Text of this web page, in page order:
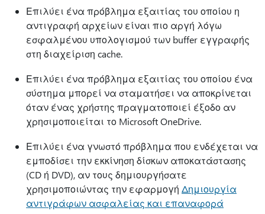
Επιλύει ένα πρόβλημα εξαιτίας του οποίου η
αντιγραφή αρχείων είναι πιο αργή λόγω
εσφαλμένου υπολογισμού των buffer εγγραφής
στη διαχείριση cache.
Επιλύει ένα πρόβλημα εξαιτίας του οποίου ένα
σύστημα μπορεί να σταματήσει να αποκρίνεται
όταν ένας χρήστης πραγματοποιεί έξοδο αν
χρησιμοποιείται το Microsoft OneDrive.
Επιλύει ένα γνωστό πρόβλημα που ενδέχεται να
εμποδίσει την εκκίνηση δίσκων αποκατάστασης
(CD ή DVD), αν τους δημιουργήσατε
χρησιμοποιώντας την εφαρμογή Δημιουργία
αντιγράφων ασφαλείας και επαναφορά